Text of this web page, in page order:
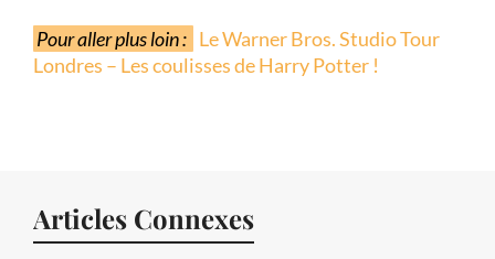
Pour aller plus loin : Le Warner Bros. Studio Tour
Londres – Les coulisses de Harry Potter !
Articles Connexes